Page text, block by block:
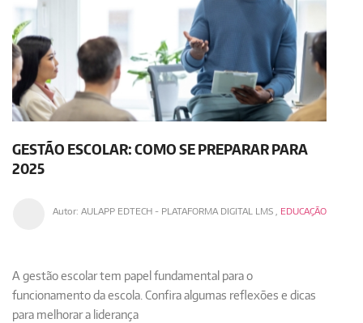
GESTÃO ESCOLAR: COMO SE PREPARAR PARA
2025
Autor: AULAPP EDTECH - PLATAFORMA DIGITAL LMS, EDUCAÇÃO
A gestão escolar tem papel fundamental para o
funcionamento da escola. Confira algumas reflexões e dicas
para melhorar a liderança